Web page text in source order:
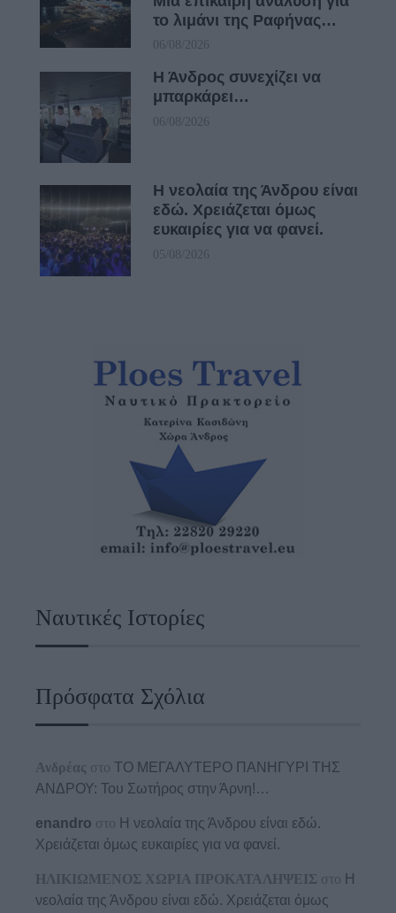
το λιμάνι της Ραφήνας…
06/08/2026
Η Άνδρος συνεχίζει να
μπαρκάρει…
06/08/2026
Η νεολαία της Άνδρου είναι
εδώ. Χρειάζεται όμως
ευκαιρίες για να φανεί.
05/08/2026
Ναυτικές Ιστορίες
Πρόσφατα Σχόλια
Ανδρέας στο ΤΟ ΜΕΓΑΛΥΤΕΡΟ ΠΑΝΗΓΥΡΙ ΤΗΣ
ΑΝΔΡΟΥ: Του Σωτήρος στην Άρνη!…
enandro στο Η νεολαία της Άνδρου είναι εδώ.
Χρειάζεται όμως ευκαιρίες για να φανεί.
ΗΛΙΚΙΩΜΕΝΟΣ ΧΩΡΙΑ ΠΡΟΚΑΤΑΛΗΨΕΙΣ στο Η
νεολαία της Άνδρου είναι εδώ. Χρειάζεται όμως